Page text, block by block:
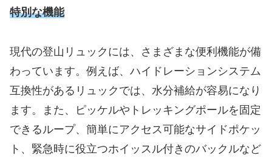
特別な機能
現代の登山リュックには、さまざまな便利機能が備
わっています。例えば、ハイドレーションシステム
互換性があるリュックでは、水分補給が容易になり
ます。また、ピッケルやトレッキングポールを固定
できるループ、簡単にアクセス可能なサイドポケッ
ト、緊急時に役立つホイッスル付きのバックルなど